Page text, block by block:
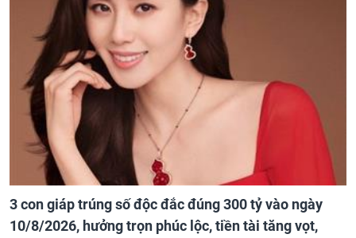
3 con giáp trúng số độc đắc đúng 300 tỷ vào ngày
10/8/2026, hưởng trọn phúc lộc, tiền tài tăng vọt,